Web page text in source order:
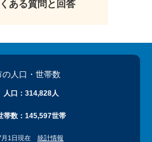
ある質問と回答
人口 ・世帯数
人口： 314,828人
帯数： 145,597世帯
1日現在 統計情報